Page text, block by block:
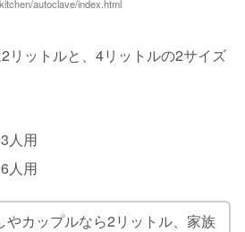
autoclave/index.html
リットルと、4リットルの2サイズ
人用
人用
やカップルなら2リットル、家族